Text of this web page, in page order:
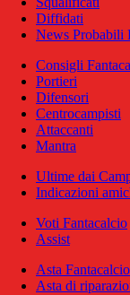
Diffidati
News Probabili
Consigli
Portieri
Difensori
Centrocampisti
Attaccanti
Mantra
Ultime dai
Indicazioni
Voti Fantacalcio
Assist
Asta Fantacalcio
Asta di